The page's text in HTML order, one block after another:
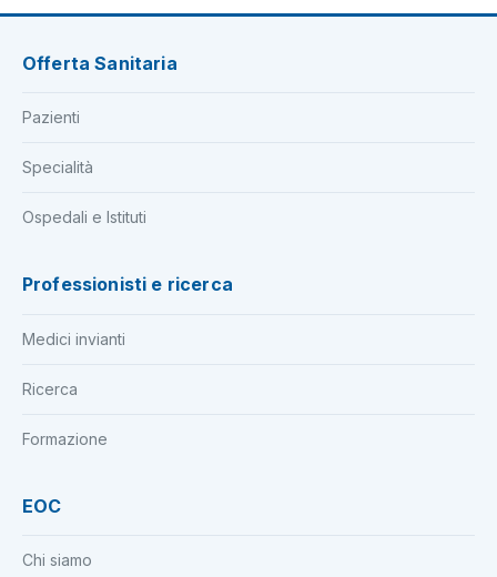
Offerta Sanitaria
Pazienti
Specialità
Ospedali e Istituti
Professionisti e ricerca
Medici invianti
Ricerca
Formazione
EOC
Chi siamo